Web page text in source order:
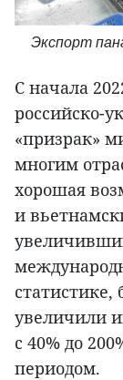
Экспорт
С начала
российско-
«призрак»
многим
хорошая
и
увеличили
с 40% до
периодом.